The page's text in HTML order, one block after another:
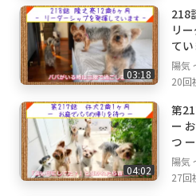
03:18
218
リ
て
陽気
20回
04:02
第
ー お庭でパパの帰りを待
つ ー
陽気
27回